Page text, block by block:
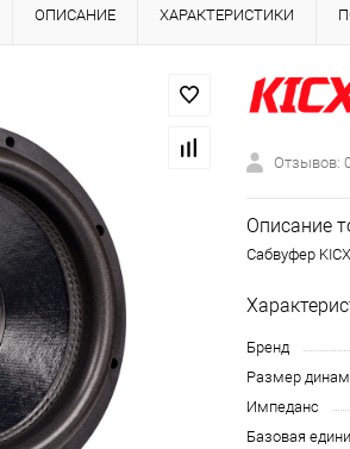
ОПИСАНИЕ ХАРАКТЕРИСТИКИ
Отзывов:
Описание
Сабвуфер
Бренд
Размер
Импеданс
Базовая